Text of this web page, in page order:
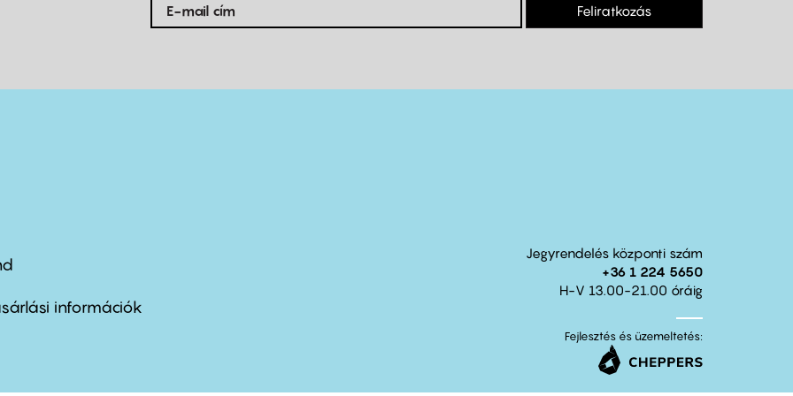
Feliratkozás
információk
Jegyrendelés központi szám
+36 1 224 5650
H-V 13.00-21.00 óráig
Fejlesztés és üzemeltetés: